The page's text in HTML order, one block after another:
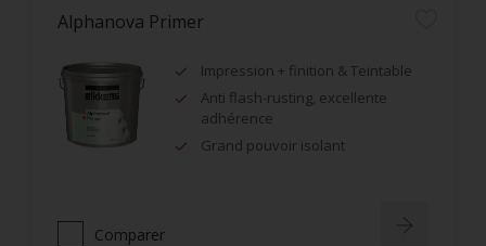
Alphanova Primer
Impression + finition & Teintable
Anti flash-rusting, excellente
adhérence
Grand pouvoir isolant
Comparer